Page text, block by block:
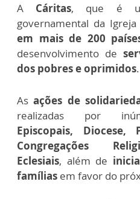
A Cáritas, que é
governamental da
em mais de 200
desenvolvimento de
dos pobres e oprimidos.
As ações de
realizadas por
Episcopais, Diocese,
Congregações
Eclesiais, além de
famílias em favor do